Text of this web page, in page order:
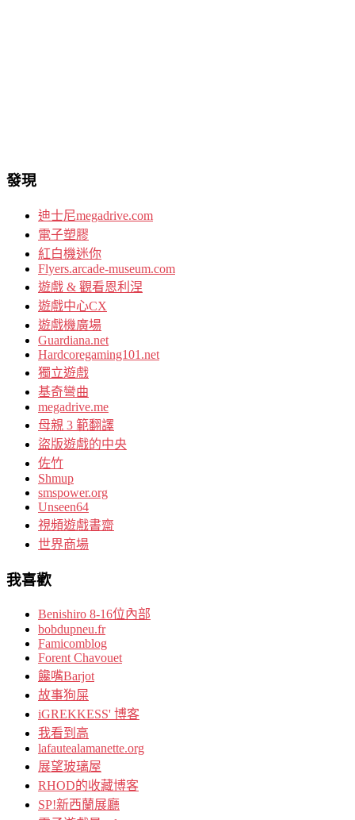
發現
迪士尼megadrive.com
電子塑膠
紅白機迷你
Flyers.arcade-museum.com
遊戲 & 觀看恩利涅
遊戲中心CX
遊戲機廣場
Guardiana.net
Hardcoregaming101.net
獨立遊戲
基奇彎曲
megadrive.me
母親 3 範翻譯
盜版遊戲的中央
佐竹
Shmup
smspower.org
Unseen64
視頻遊戲書齋
世界商場
我喜歡
Benishiro 8-16位內部
bobdupneu.fr
Famicomblog
Forent Chavouet
饞嘴Barjot
故事狗屎
iGREKKESS' 博客
我看到高
lafautealamanette.org
展望玻璃屋
RHOD的收藏博客
SP!新西蘭展廳